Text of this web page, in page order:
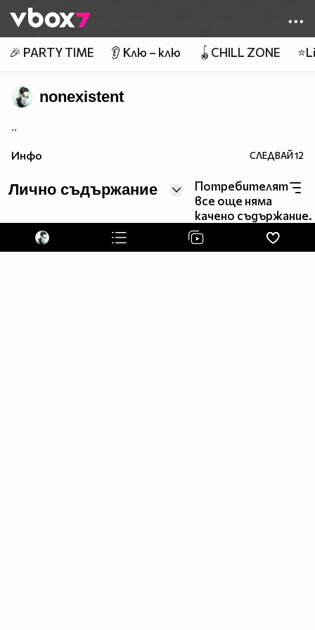
👾
🎉 PARTY TIME 👂 Клю – клю 🪀CHILL ZONE
nonexistent
..
Инфо СЛЕДВАЙ12
Лично съдържание
Потребителят
все още няма
качено съдържание.